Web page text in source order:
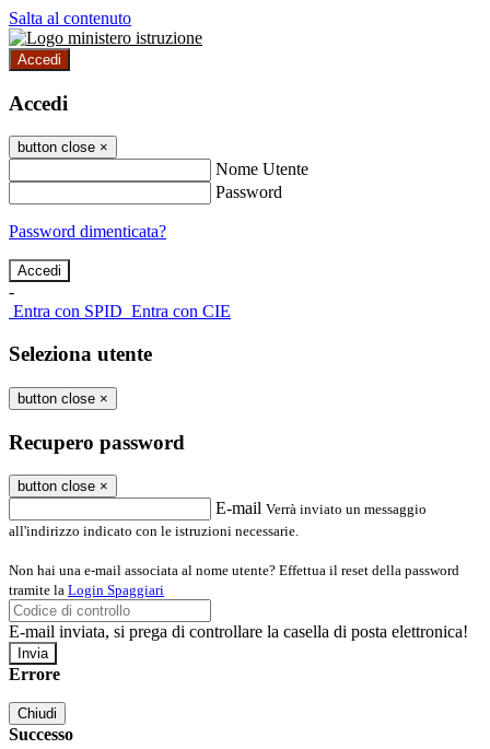
Salta al contenuto
Accedi
Accedi
button close ×
Nome Utente
Password
Password dimenticata?
-
Entra con SPID Entra con CIE
Seleziona utente
button close ×
Recupero password
button close ×
E-mail Verrà inviato un messaggio
all'indirizzo indicato con le istruzioni necessarie.
Non hai una e-mail associata al nome utente? Effettua il reset della password
tramite la Login Spaggiari
E-mail inviata, si prega di controllare la casella di posta elettronica!
Errore
Chiudi
Successo